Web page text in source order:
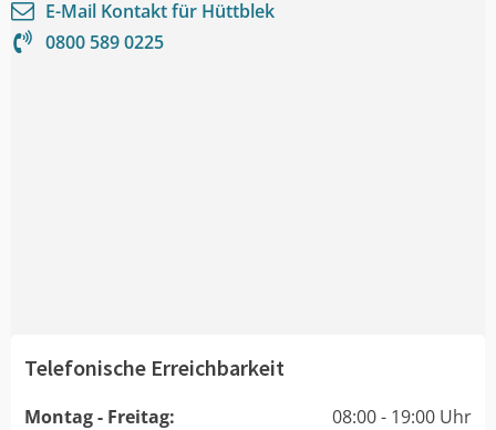
E-Mail Kontakt für Hüttblek
0800 589 0225
Telefonische Erreichbarkeit
Montag - Freitag:
08:00 - 19:00 Uhr